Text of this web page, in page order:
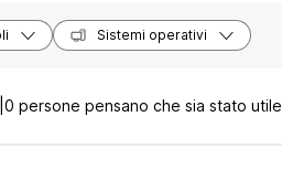
Sistemi operativi
0 persone pensano che sia stato utile